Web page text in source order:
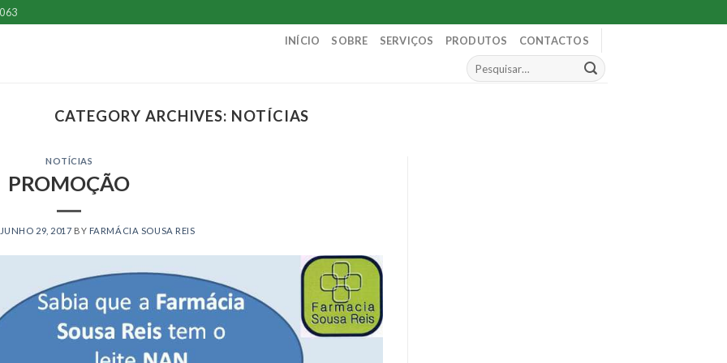
INÍCIO SOBRE SERVIÇOS PRODUTOS CONTACTOS
CATEGORY ARCHIVES: NOTÍCIAS
NOTÍCIAS
PROMOÇÃO
JUNHO 29, 2017 BY FARMÁCIA SOUSA REIS